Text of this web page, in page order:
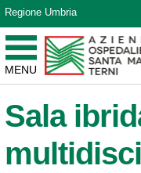
Vai ai contenuti
Vai al menu di
Vai al footer
Regione Umbria
MENU
Azienda Ospedaliera
Sito Istituzionale
Sala